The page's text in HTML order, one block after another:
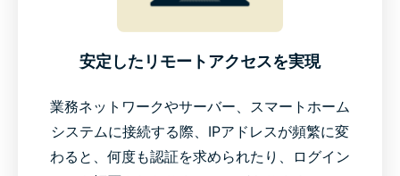
安定したリモートアクセスを実現
業務ネットワークやサーバー、スマートホーム
システムに接続する際、IPアドレスが頻繁に変
わると、何度も認証を求められたり、ログイン